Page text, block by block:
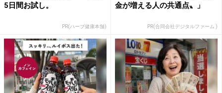
5日間お試し。
PR(ハーブ健康本舗)
金が増える人の共通点〟」
PR(合同会社デジタルファーム )